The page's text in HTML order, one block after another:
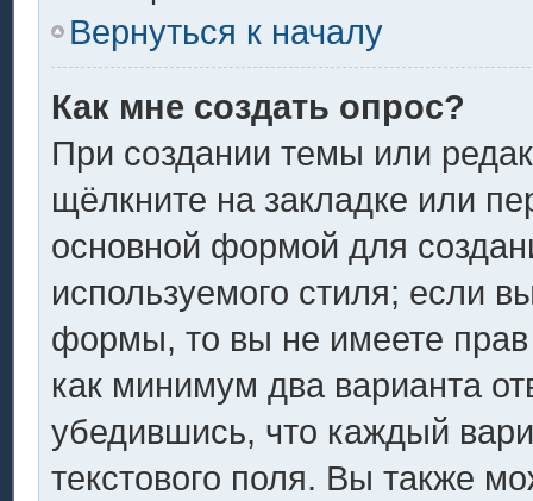
Вернуться к началу
Как мне создать опрос?
При создании темы или
щёлкните на закладке или
основной формой для
используемого стиля; если
формы, то вы не имеете прав
как минимум два варианта
убедившись, что каждый
текстового поля. Вы также